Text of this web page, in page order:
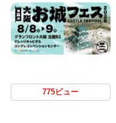
775ビュー